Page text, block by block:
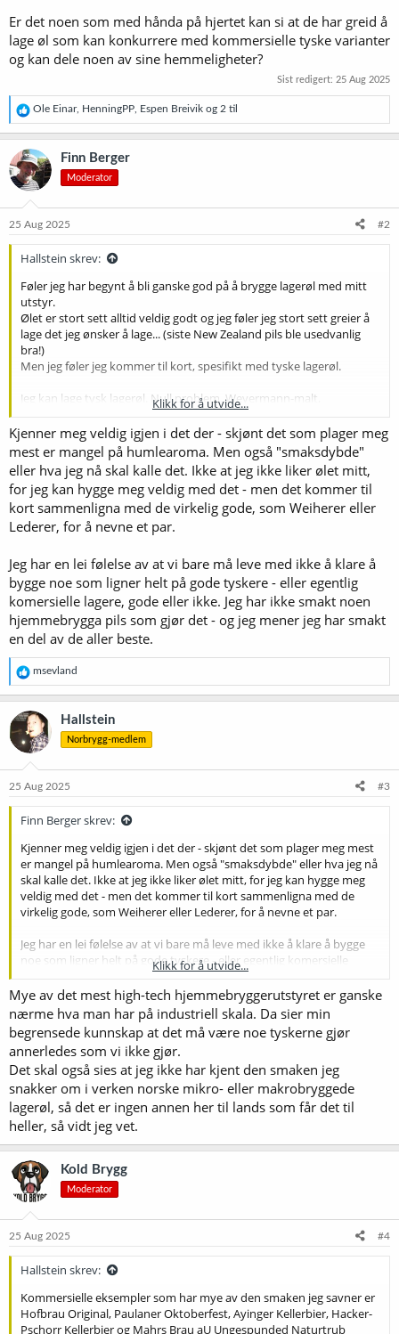
Er det noen som med hånda på hjertet kan si at de har greid å
lage øl som kan konkurrere med kommersielle tyske varianter
og kan dele noen av sine hemmeligheter?
Sist redigert: 25 Aug 2025
R
e
a
k
s
j
o
e
Ole Einar, HenningPP Espen Breivik og 2 til
Finn Berger
Moderator
25 Aug 2025 #2
Hallstein skrev:
Føler jeg har begynt å bli ganske god på å brygge lagerøl med mitt
utstyr.
Ølet er stort sett alltid veldig godt og jeg føler jeg stort sett greier å
lage det jeg ønsker å lage... (siste New Zealand pils ble usedvanlig
bra!)
Men jeg føler jeg kommer til kort, spesifikt med tyske lagerøl.
Jeg kan lage tysk lagerøl. Null problem. Weyermann-malt,
Hallertau/Perle humle og 34/70 gjær.
Finner meg en anerkjent oppskrift og gjør det meste etter alle
kunstens regler. Brygger med Brewtools B80. Justerer vann, sjekker
pH og justerer om nødvendig, Gjærer lenge, ølet er trykksatt og
borte fra både oksygen og lys fra det karboneres på tank til det
kommer ut av fatene mine...
Det er dog "noe" som mangler. Ølet jeg lager er uten usmaker, men
er en veldig spesifikk maltsmak jeg kjenner igjen i veldig mye tysk
lagerøl jeg ikke helt greier å sette fingeren på. Min beste forklaring er
at når man stikker nesa nedi et glass med tysk lagerøl lukter det
veldig mye malt. Det lukter noe malt fra mitt øl også, men ikke så
mye som i de kommersielle variantene. Jeg synes også de tyske
variantene kan oppleves å ha en noe søtere/brødaktig aroma, mens
aromaen på mitt øl vanligvis er litt mer nøytral, mindre søt-aktig
eller i retning korn og ikke brød...
De gangene jeg har prøvd meg med diverse spesialmalt for å gi ølet
mer maltsmak, opplever jeg at jeg kun tilfører karamell-aktige eller
roasty smaker til ølet, ikke disse spesifikke maltsmakene jeg er på
utkikk etter.
Synes også de kommersielle eksemplene har en mye mer tydelig
maltsmak enn mitt eget øl...
Kommersielle eksempler som har mye av den smaken jeg savner er
Pschorr Kellerbier og Mahrs Brau aU Ungespunded Naturtrub
Kellerbier.
Hvor bør jeg begynne å lete etter denne smaken? I enda ferskere
ingredienser? (jeg kjøper malt i butikk fra brewshop.)
Burde jeg ta en titt på LODO-metoder på kaldsiden?
Er det tørrgjæra som gir ølet et for nøytralt preg, bør jeg gå for en
Burde jeg gå for noen litt mer sære, tyske maltsorter, som f.eks
barke pilsnermalt?
Er det noen som med hånda på hjertet kan si at de har greid å lage
øl som kan konkurrere med kommersielle tyske varianter og kan
dele noen av sine hemmeligheter?
Klikk for å utvide...
Kjenner meg veldig igjen i det der - skjønt det som plager meg
mest er mangel på humlearoma. Men også "smaksdybde"
eller hva jeg nå skal kalle det. Ikke at jeg ikke liker ølet mitt,
for jeg kan hygge meg veldig med det - men det kommer til
kort sammenligna med de virkelig gode, som Weiherer eller
Lederer, for å nevne et par.
Jeg har en lei følelse av at vi bare må leve med ikke å klare å
bygge noe som ligner helt på gode tyskere - eller egentlig
komersielle lagere, gode eller ikke. Jeg har ikke smakt noen
hjemmebrygga pils som gjør det - og jeg mener jeg har smakt
en del av de aller beste.
R
e
a
k
s
j
o
e
msevland
Hallstein
Norbrygg-medlem
25 Aug 2025 #3
Finn Berger skrev:
Kjenner meg veldig igjen i det der - skjønt det som plager meg mest
er mangel på humlearoma. Men også "smaksdybde" eller hva jeg nå
skal kalle det. Ikke at jeg ikke liker ølet mitt, for jeg kan hygge meg
veldig med det - men det kommer til kort sammenligna med de
virkelig gode, som Weiherer eller Lederer, for å nevne et par.
Jeg har en lei følelse av at vi bare må leve med ikke å klare å bygge
noe som ligner helt på gode tyskere - eller egentlig komersielle
lagere, gode eller ikke. Jeg har ikke smakt noen hjemmebrygga pils
som gjør det - og jeg mener jeg har smakt en del av de aller beste.
Klikk for å utvide...
Mye av det mest high-tech hjemmebryggerutstyret er ganske
nærme hva man har på industriell skala. Da sier min
begrensede kunnskap at det må være noe tyskerne gjør
annerledes som vi ikke gjør.
Det skal også sies at jeg ikke har kjent den smaken jeg
snakker om i verken norske mikro- eller makrobryggede
lagerøl, så det er ingen annen her til lands som får det til
heller, så vidt jeg vet.
Kold Brygg
Moderator
25 Aug 2025 #4
Hallstein skrev:
Kommersielle eksempler som har mye av den smaken jeg savner er
Hofbrau Original, Paulaner Oktoberfest, Ayinger Kellerbier, Hacker-
Pschorr Kellerbier og Mahrs Brau aU Ungespunded Naturtrub